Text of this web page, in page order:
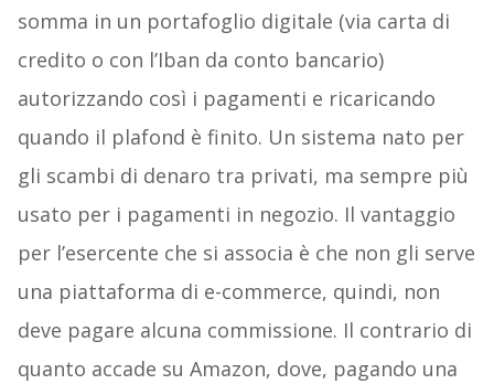
somma in un portafoglio digitale (via carta di
credito o con l’Iban da conto bancario)
autorizzando così i pagamenti e ricaricando
quando il plafond è finito. Un sistema nato per
gli scambi di denaro tra privati, ma sempre più
usato per i pagamenti in negozio. Il vantaggio
per l’esercente che si associa è che non gli serve
una piattaforma di e-commerce, quindi, non
deve pagare alcuna commissione. Il contrario di
quanto accade su Amazon, dove, pagando una